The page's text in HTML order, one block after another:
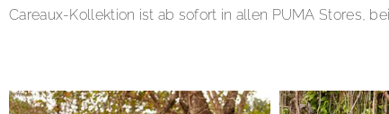
Careaux-Kollektion ist ab sofort in allen PUMA Stores,